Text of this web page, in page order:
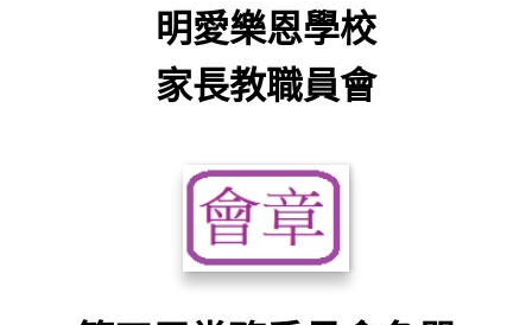
明愛樂恩學校
家長教職員會